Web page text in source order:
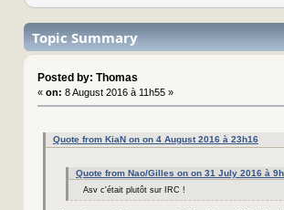
Topic Summary
Posted by: Thomas
« on: 8 August 2016 à 11h55 »
Quote from KiaN on on 4 August 2016 à 23h16
Quote from Nao/Gilles on on 31 July 2016 à
Asv c'était plutôt sur IRC !